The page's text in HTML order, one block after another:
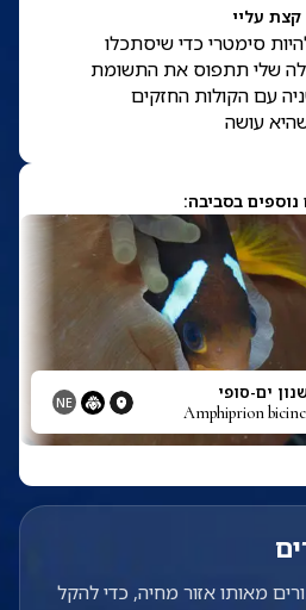
קצת עליי
סימטרי כדי שיסתכלו
שלי תתפוס את התשומת
עם הקולות החזקים
עושה
נוספים בסביבה:
ים-סופי
Amphiprion
NE
מאותו אזור מחיה, כדי להקל